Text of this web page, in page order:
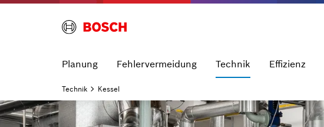
Planung Fehlervermeidung Technik Effizienz
Technik Kessel